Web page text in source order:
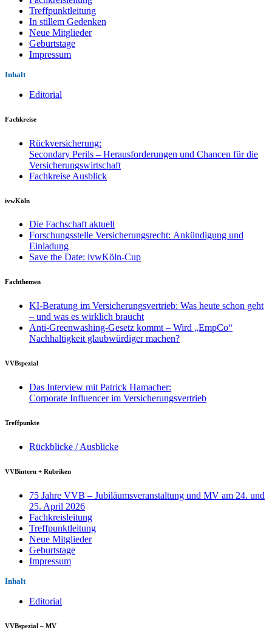
Treffpunktleitung
In stillem Gedenken
Neue Mitglieder
Geburtstage
Impressum
Inhalt
Editorial
Fachkreise
Rückversicherung:
Secondary Perils – Herausforderungen und Chancen für die
Versicherungswirtschaft
Fachkreise Ausblick
ivwKöln
Die Fachschaft aktuell
Forschungsstelle Versicherungsrecht: Ankündigung und
Einladung
Save the Date: ivwKöln-Cup
Fachthemen
KI-Beratung im Versicherungsvertrieb: Was heute schon geht
– und was es wirklich braucht
Anti-Greenwashing-Gesetz kommt – Wird „EmpCo“
Nachhaltigkeit glaubwürdiger machen?
VVBspezial
Das Interview mit Patrick Hamacher:
Corporate Influencer im Versicherungsvertrieb
Treffpunkte
Rückblicke / Ausblicke
VVBintern + Rubriken
75 Jahre VVB – Jubiläumsveranstaltung und MV am 24. und
25. April 2026
Fachkreisleitung
Treffpunktleitung
Neue Mitglieder
Geburtstage
Impressum
Inhalt
Editorial
VVBspezial – MV